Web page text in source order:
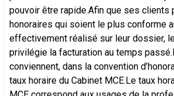
pouvoir être rapide.Afin que ses clients
honoraires qui soient le plus conforme
effectivement réalisé sur leur dossier,
privilégie la facturation au temps
conviennent, dans la convention
taux horaire du Cabinet MCE.Le taux